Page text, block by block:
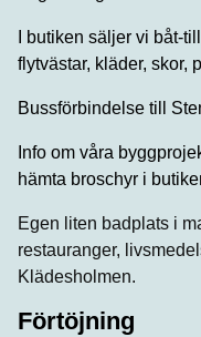
I butiken säljer vi båt-
flytvästar, kläder, skor,
Bussförbindelse till
Info om våra
hämta broschyr i
Egen liten badplats i
restauranger,
Klädesholmen.
Förtöjning